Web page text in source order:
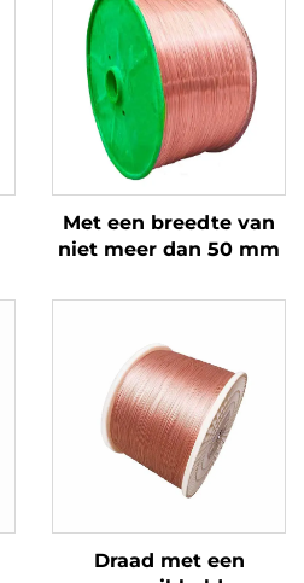
Met een breedte van
niet meer dan 50 mm
Draad met een